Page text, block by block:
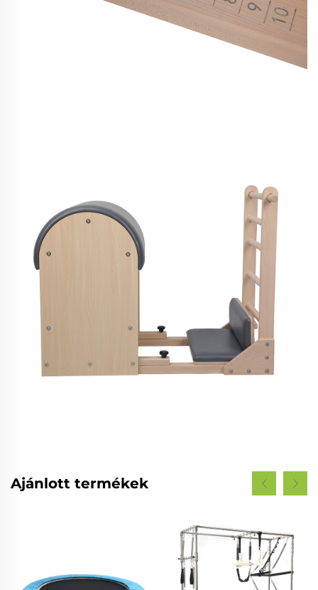
Ajánlott termékek